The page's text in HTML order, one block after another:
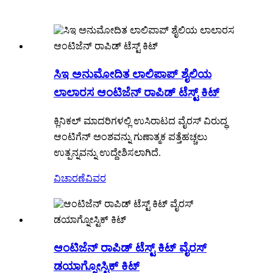
ಸಿಇ ಅನುಮೋದಿತ ಲಾಲಿಪಾಪ್ ಶೈಲಿಯ
ಲಾಲಾರಸ ಆಂಟಿಜೆನ್ ರಾಪಿಡ್ ಟೆಸ್ಟ್ ಕಿಟ್
ಕ್ಲಿನಿಕಲ್ ಮಾದರಿಗಳಲ್ಲಿ ಉಸಿರಾಟದ ವೈರಸ್ ವಿರುದ್ಧ
ಆಂಟಿಗೆನ್ ಅಂಶವನ್ನು ಗುಣಾತ್ಮಕ ಪತ್ತೆಹಚ್ಚಲು
ಉತ್ಪನ್ನವನ್ನು ಉದ್ದೇಶಿಸಲಾಗಿದೆ.
ವಿಚಾರಣೆವಿವರ
ಆಂಟಿಜೆನ್ ರಾಪಿಡ್ ಟೆಸ್ಟ್ ಕಿಟ್ ವೈರಸ್
ಡಯಾಗ್ನೋಸ್ಟಿಕ್ ಕಿಟ್